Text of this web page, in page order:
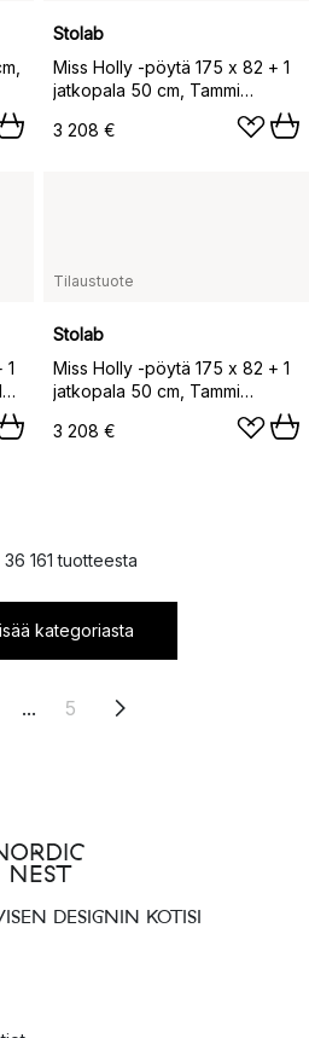
Stolab
Miss Holly -pöytä 175 x 82 + 1
jatkopala 50 cm, Tammi
3 208 €
1
Tilaustuote
Stolab
Miss Holly -pöytä 175 x 82 + 1
jatkopala 50 cm, Tammi
3 208 €
161 tuotteesta
kategoriasta
... 5
DESIGNIN KOTISI